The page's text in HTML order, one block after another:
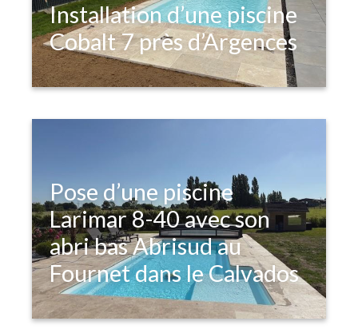
Installation d’une piscine
Cobalt 7 près d’Argences
Pose d’une piscine
Larimar 8-40 avec son
abri bas Abrisud au
Fournet dans le Calvados